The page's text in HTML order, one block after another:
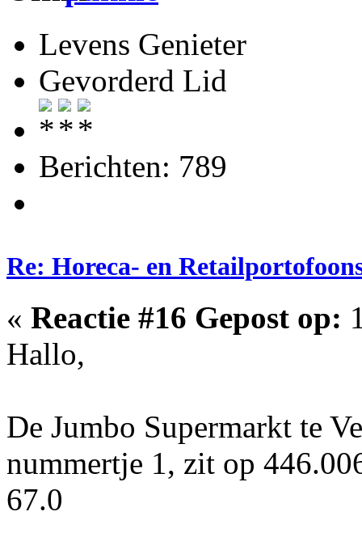
Levens Genieter
Gevorderd Lid
Berichten: 789
Re: Horeca- en
« Reactie #16 Gepost op:
Hallo,
De Jumbo Supermarkt te
nummertje 1, zit op
67.0